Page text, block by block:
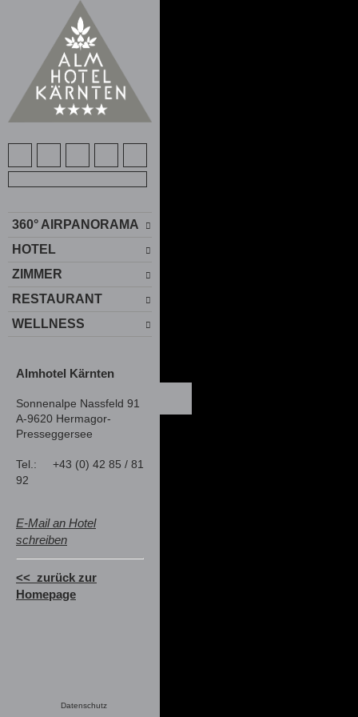
360° AIRPANORAMA
HOTEL
ZIMMER
RESTAURANT
WELLNESS
Almhotel Kärnten
Sonnenalpe Nassfeld 91
A-9620 Hermagor-
Presseggersee
Tel.:
+43 (0) 42 85 / 81
92
E-Mail an Hotel
schreiben
<< zurück zur
Homepage
Datenschutz